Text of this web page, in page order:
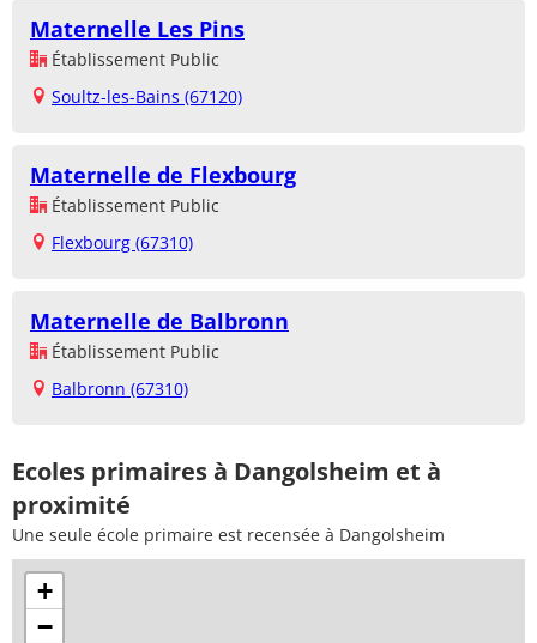
Maternelle Les Pins
Établissement Public
Soultz-les-Bains (67120)
Maternelle de Flexbourg
Établissement Public
Flexbourg (67310)
Maternelle de Balbronn
Établissement Public
Balbronn (67310)
Ecoles primaires à Dangolsheim et à
proximité
Une seule école primaire est recensée à Dangolsheim
+
−